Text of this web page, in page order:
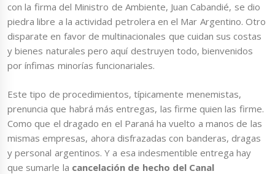
con la firma del Ministro de Ambiente, Juan Cabandié, se dio
piedra libre a la actividad petrolera en el Mar Argentino. Otro
disparate en favor de multinacionales que cuidan sus costas
y bienes naturales pero aquí destruyen todo, bienvenidos
por ínfimas minorías funcionariales.
Este tipo de procedimientos, típicamente menemistas,
prenuncia que habrá más entregas, las firme quien las firme.
Como que el dragado en el Paraná ha vuelto a manos de las
mismas empresas, ahora disfrazadas con banderas, dragas
y personal argentinos. Y a esa indesmentible entrega hay
que sumarle la cancelación de hecho del Canal